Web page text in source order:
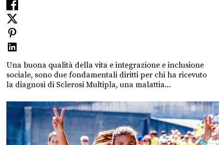
Una buona qualità della vita e integrazione e inclusione
sociale, sono due fondamentali diritti per chi ha ricevuto
la diagnosi di Sclerosi Multipla, una malattia...